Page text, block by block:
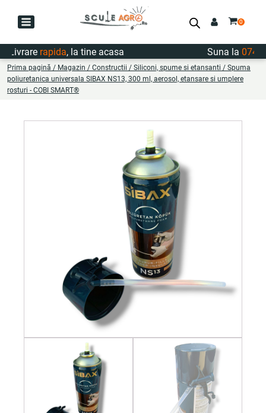
rapida, la tine acasa Suna la
Prima pagină / Magazin / Constructii / Siliconi, spume si etansanti / Spuma
poliuretanica universala SIBAX NS13, 300 ml, aerosol, etansare si umplere
rosturi - COBI SMART®